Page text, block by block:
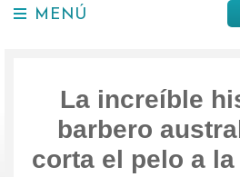
MENÚ
La increíble
barbero
corta el pelo a